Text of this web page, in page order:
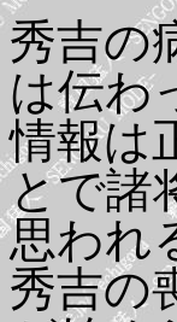
秀吉の
は伝わ
情報は
とで諸
思われ
秀吉の